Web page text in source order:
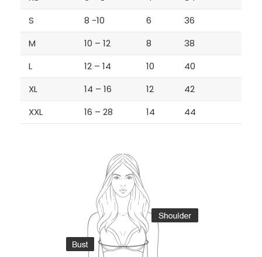
S
8 -10 6
36
M
10 – 12 8
38
L
12 – 14 10
40
XL
14 – 16 12
42
XXL
16 – 28 14 44